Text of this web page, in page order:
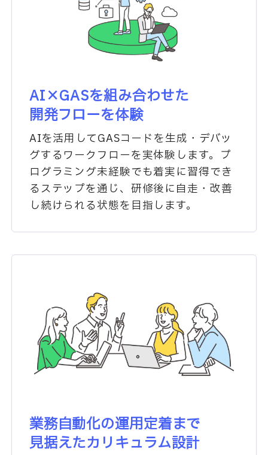
AI×GASを組み合わせた
開発フローを体験
AIを活用してGASコードを生成・デバッ
グするワークフローを実体験します。プ
ログラミング未経験でも着実に習得でき
るステップを通じ、研修後に自走・改善
し続けられる状態を目指します。
業務自動化の運用定着まで
見据えたカリキュラム設計